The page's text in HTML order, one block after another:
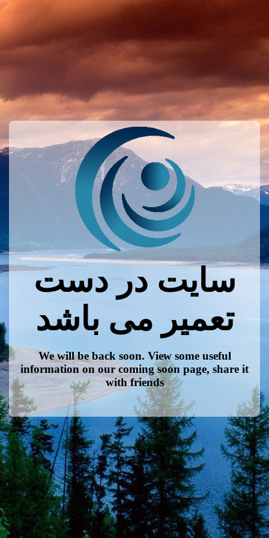
سایت در دست
تعمیر می باشد
We will be back soon. View some useful
information on our coming soon page, share it
with friends